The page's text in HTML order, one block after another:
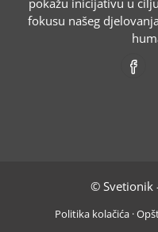
fokusu našeg
© Svetionik
Politika kolačića ·